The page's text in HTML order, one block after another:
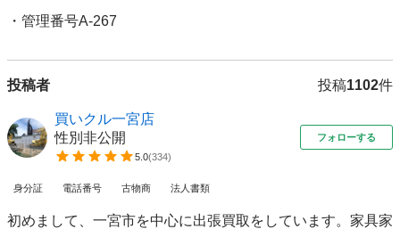
・管理番号A-267
投稿者 投稿1102件
買いクル一宮店
性別非公開
5.0(334)
フォローする
身分証 電話番号 古物商 法人書類
初めまして、一宮市を中心に出張買取をしています。家具家